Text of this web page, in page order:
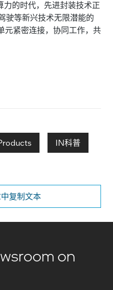
力的时代，先进封装技术正
驶等新兴技术无限潜能的
元紧密连接，协同工作，共
IN科普
复制文本
on